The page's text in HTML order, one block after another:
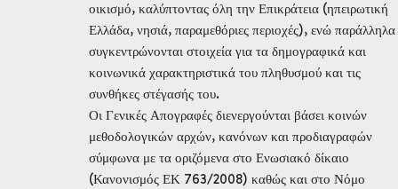
οικισμό, καλύπτοντας όλη την Επικράτεια (ηπειρωτική
Ελλάδα, νησιά, παραμεθόριες περιοχές), ενώ παράλληλα
συγκεντρώνονται στοιχεία για τα δημογραφικά και
κοινωνικά χαρακτηριστικά του πληθυσμού και τις
συνθήκες στέγασής του.
Οι Γενικές Απογραφές διενεργούνται βάσει κοινών
μεθοδολογικών αρχών, κανόνων και προδιαγραφών
σύμφωνα με τα οριζόμενα στο Ενωσιακό δίκαιο
(Κανονισμός ΕΚ 763/2008) καθώς και στο Νόμο